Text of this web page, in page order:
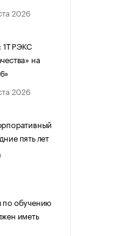
2026
1Т РЭКС
на
2026
пять лет
по обучению
иметь